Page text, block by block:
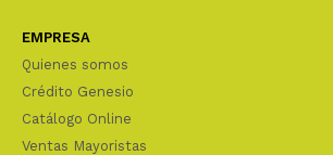
EMPRESA
Quienes somos
Crédito Genesio
Catálogo Online
Ventas Mayoristas